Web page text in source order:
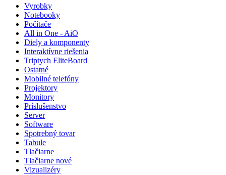
Vyrobky
Notebooky
Počítače
All in One - AiO
Diely a komponenty
Interaktívne riešenia
Triptych EliteBoard
Ostatné
Mobilné telefóny
Projektory
Monitory
Príslušenstvo
Server
Software
Spotrebný tovar
Tabule
Tlačiarne
Tlačiarne nové
Vizualizéry